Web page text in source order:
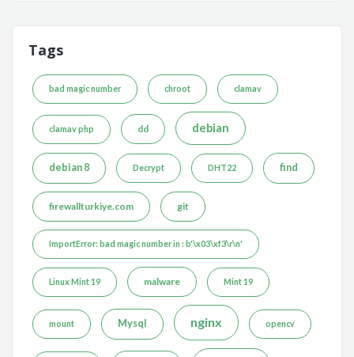
Tags
bad magic number chroot clamav
clamav php dd debian
debian 8 Decrypt DHT22 find
firewallturkiye.com git
ImportError: bad magic number in : b'\x03\xf3\r\n'
Linux Mint 19 malware Mint 19
mount Mysql nginx opencv